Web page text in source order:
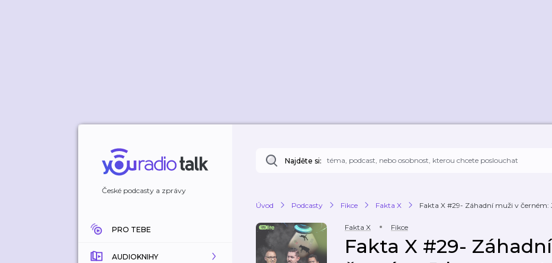
České podcasty a zprávy
PRO TEBE
AUDIOKNIHY
Najděte si:
Úvod Podcasty Fikce Fakta X Fakta X #29- Záhadní muži v černém:
Fakta X Fikce
Fakta X #29-